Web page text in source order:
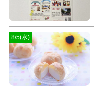
8/5(水)